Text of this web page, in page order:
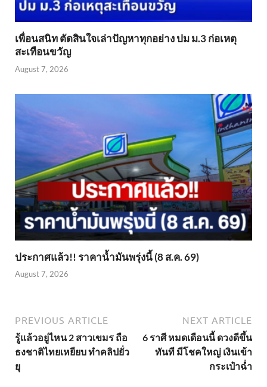
เพื่อนสนิท ตัดสินใจเล่าปัญหาทุกอย่าง ปม ม.3 ก่อเหตุ
สะเทือนขวัญ
August 7, 2026
ประกาศแล้ว!! ราคาน้ำมันพรุ่งนี้ (8 ส.ค. 69)
August 7, 2026
PREVIOUS ARTICLE
รู้แล้วอยู่ไหน 2 สาวเขมร ถือ
ธงชาติไทยเหยียบ ทำคลิปยั่ว
ยุ
NEXT ARTICLE
6 ราศี หมดเดือนนี้ ดวงดีขึ้น
ทันที มีโชคใหญ่ เงินเข้า
กระเป๋าฉ่ำ